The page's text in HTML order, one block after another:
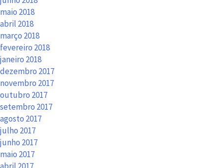
maio 2018
abril 2018
março 2018
fevereiro 2018
janeiro 2018
dezembro 2017
novembro 2017
outubro 2017
setembro 2017
agosto 2017
julho 2017
junho 2017
maio 2017